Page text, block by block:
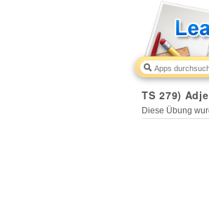
TS 279)
Diese Übung